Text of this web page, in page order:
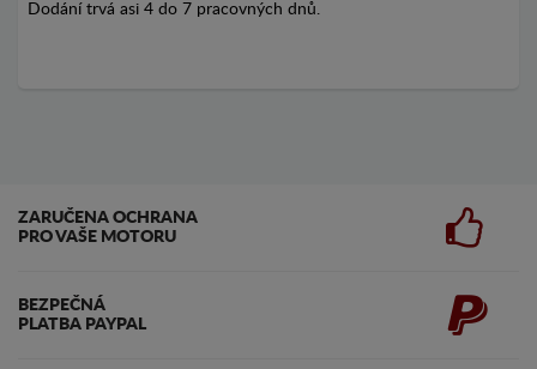
Dodání trvá asi 4 do 7 pracovných dnů.
ZARUČENA OCHRANA
PRO VAŠE MOTORU
BEZPEČNÁ
PLATBA PAYPAL